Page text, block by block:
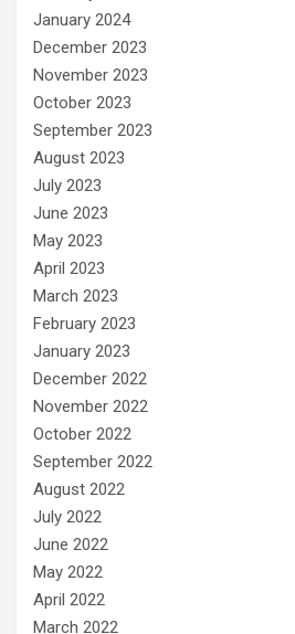
January 2024
December 2023
November 2023
October 2023
September 2023
August 2023
July 2023
June 2023
May 2023
April 2023
March 2023
February 2023
January 2023
December 2022
November 2022
October 2022
September 2022
August 2022
July 2022
June 2022
May 2022
April 2022
March 2022